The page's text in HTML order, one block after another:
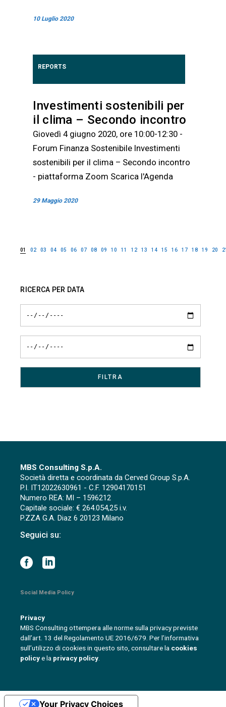
10 Luglio 2020
REPORTS
Investimenti sostenibili per
il clima – Secondo incontro
Giovedì 4 giugno 2020, ore 10:00-12:30 -
Forum Finanza Sostenibile Investimenti
sostenibili per il clima – Secondo incontro
- piattaforma Zoom Scarica l'Agenda
29 Maggio 2020
01 02 03 04 05 06 07 08 09 10 11 12 13 14 15 16 17 18 19 20
RICERCA PER DATA
MBS Consulting S.p.A.
Società diretta e coordinata da Cerved Group S.p.A.
P.I. IT12022630961 - C.F. 12904170151
Numero REA: MI – 1596212
Capitale sociale: € 264.054,25 i.v.
P.ZZA G.A. Diaz 6 20123 Milano
Seguici su:
Social Media Policy
Privacy
MBS Consulting ottempera alle norme sulla privacy previste
dall’art. 13 del Regolamento UE 2016/679. Per l’informativa
sull’utilizzo di cookies in questo sito, consultare la cookies
policye la privacy policy.
Your Privacy Choices